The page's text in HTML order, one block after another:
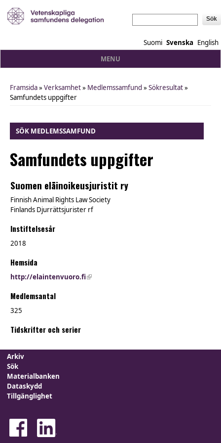
Suomi Svenska English
MENU
You are here
Framsida»Verksamhet» Medlemssamfund »Sökresultat»
Samfundets uppgifter
SÖK MEDLEMSSAMFUND
Samfundets uppgifter
Suomen eläinoikeusjuristit ry
Finnish Animal Rights Law Society
Finlands Djurrättsjurister rf
Instiftelsesår
2018
Hemsida
http://elaintenvuoro.fi(link is external)
Medlemsantal
325
Tidskrifter och serier
Arkiv
Sök
Materialbanken
Dataskydd
Tillgänglighet